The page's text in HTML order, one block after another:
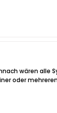
wären alle
oder